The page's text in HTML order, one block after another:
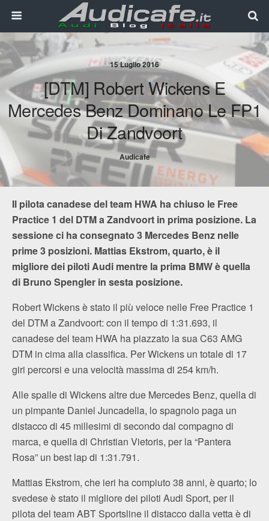
15 Luglio 2016
[DTM] Robert Wickens E
Mercedes Benz Dominano Le FP1
Di Zandvoort
Audicafe
Il pilota canadese del team HWA ha chiuso le Free
Practice 1 del DTM a Zandvoort in prima posizione. La
sessione ci ha consegnato 3 Mercedes Benz nelle
prime 3 posizioni. Mattias Ekstrom, quarto, è il
migliore dei piloti Audi mentre la prima BMW è quella
di Bruno Spengler in sesta posizione.
Robert Wickens è stato il più veloce nelle Free Practice 1
del DTM a Zandvoort: con il tempo di 1:31.693, il
canadese del team HWA ha piazzato la sua C63 AMG
DTM in cima alla classifica. Per Wickens un totale di 17
giri percorsi e una velocità massima di 254 km/h.
Alle spalle di Wickens altre due Mercedes Benz, quella di
un pimpante Daniel Juncadella, lo spagnolo paga un
distacco di 45 millesimi di secondo dal compagno di
marca, e quella di Christian Vietoris, per la “Pantera
Rosa” un best lap di 1:31.791.
Mattias Ekstrom, che ieri ha compiuto 38 anni, è quarto; lo
svedese è stato il migliore dei piloti Audi Sport, per il
pilota del team ABT Sportsline il distacco dalla vetta è di